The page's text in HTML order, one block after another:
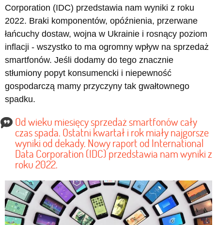
Corporation (IDC) przedstawia nam wyniki z roku
2022. Braki komponentów, opóźnienia, przerwane
łańcuchy dostaw, wojna w Ukrainie i rosnący poziom
inflacji - wszystko to ma ogromny wpływ na sprzedaż
smartfonów. Jeśli dodamy do tego znacznie
stłumiony popyt konsumencki i niepewność
gospodarczą mamy przyczyny tak gwałtownego
spadku.
Od wieku miesięcy sprzedaż smartfonów cały
czas spada. Ostatni kwartał i rok miały najgorsze
wyniki od dekady. Nowy raport od International
Data Corporation (IDC) przedstawia nam wyniki z
roku 2022.